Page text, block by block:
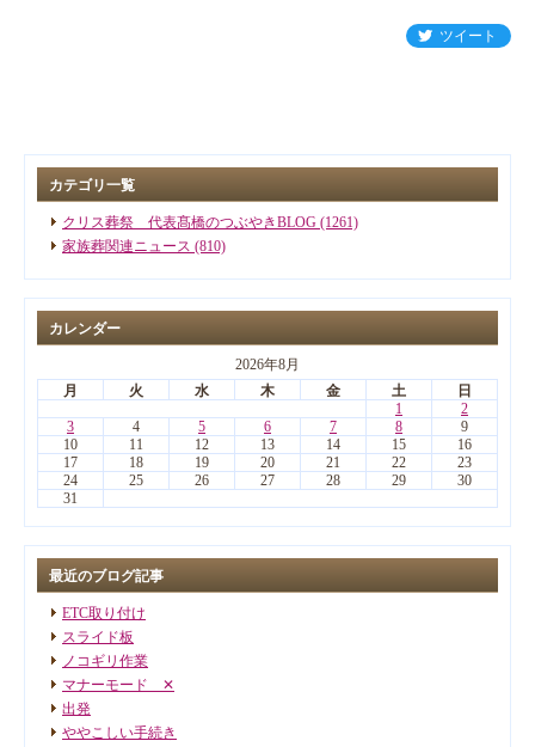
ツイート
カテゴリ一覧
クリス葬祭 代表髙橋のつぶやきBLOG (1261)
家族葬関連ニュース (810)
カレンダー
2026年8月
月
火 水 木 金 土
日
1
2
3
4 5 6 7 8
9
10
11 12 13 14 15
16
17
18 19 20 21 22
23
24
25 26 27 28 29
30
31
最近のブログ記事
ETC取り付け
スライド板
ノコギリ作業
マナーモード ✕
出発
ややこしい手続き